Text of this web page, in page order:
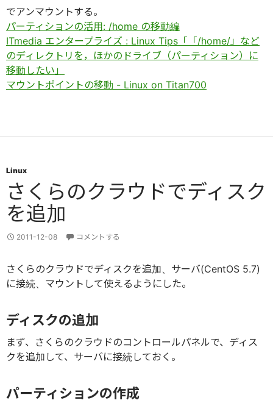
でアンマウントする。
パーティションの活用: /home の移動編
ITmedia エンタープライズ : Linux Tips「「/home/」など
のディレクトリを，ほかのドライブ（パーティション）に
移動したい」
マウントポイントの移動 - Linux on Titan700
Linux
さくらのクラウドでディスク
を追加
2011-12-08 コメントする
さくらのクラウドでディスクを追加、サーバ(CentOS 5.7)
に接続、マウントして使えるようにした。
ディスクの追加
まず、さくらのクラウドのコントロールパネルで、ディス
クを追加して、サーバに接続しておく。
パーティションの作成